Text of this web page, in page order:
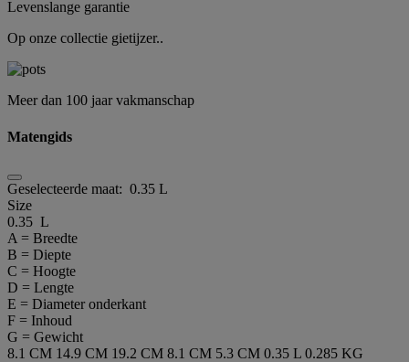
Levenslange garantie
Op onze collectie gietijzer..
Meer dan 100 jaar vakmanschap
Matengids
Geselecteerde maat: 0.35 L
Size
0.35 L
A = Breedte
B = Diepte
C = Hoogte
D = Lengte
E = Diameter onderkant
F = Inhoud
G = Gewicht
8.1 CM 14.9 CM 19.2 CM 8.1 CM 5.3 CM 0.35 L 0.285 KG